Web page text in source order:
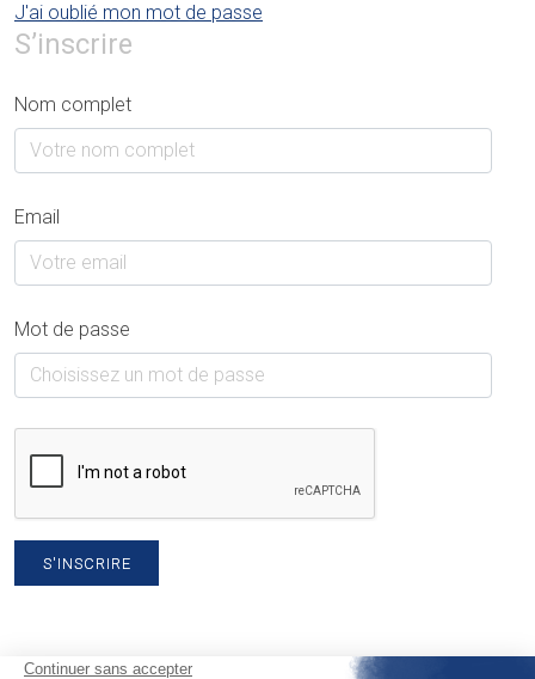
J'ai oublié mon mot de passe
S’inscrire
Nom complet
Email
Mot de passe
S'INSCRIRE